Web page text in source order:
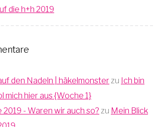
die h+h 2019
den Nadeln | häkelmonster zu Ich bin
mich hier aus {Woche 1}
2019 - Waren wir auch so? zu Mein Blick